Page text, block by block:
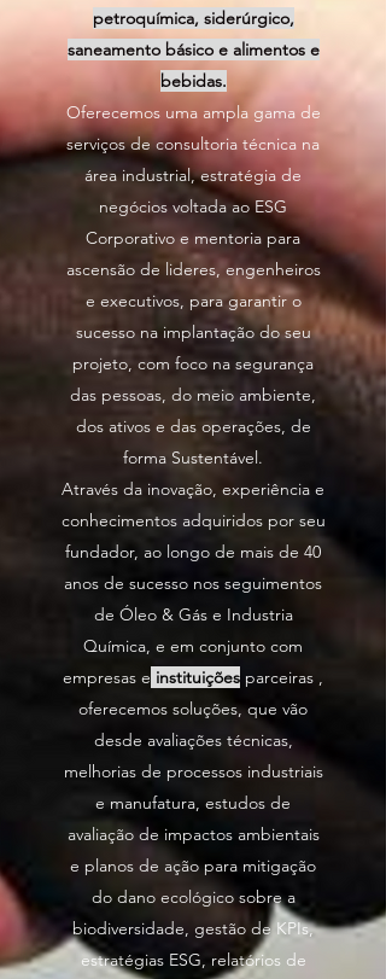
petroquímica, siderúrgico,
saneamento básico e alimentos e
bebidas.
Oferecemos uma ampla gama de
serviços de consultoria técnica na
área industrial, estratégia de
negócios voltada ao ESG
Corporativo e mentoria para
ascensão de lideres, engenheiros
e executivos, para garantir o
sucesso na implantação do seu
projeto, com foco na segurança
das pessoas, do meio ambiente,
dos ativos e das operações, de
forma Sustentável.
Através da inovação, experiência e
conhecimentos adquiridos por seu
fundador, ao longo de mais de 40
anos de sucesso nos seguimentos
de Óleo & Gás e Industria
Química, e em conjunto com
empresas e instituições parceiras ,
oferecemos soluções, que vão
desde avaliações técnicas,
melhorias de processos industriais
e manufatura, estudos de
avaliação de impactos ambientais
e planos de ação para mitigação
do dano ecológico sobre a
biodiversidade, gestão de KPIs,
estratégias ESG, relatórios de